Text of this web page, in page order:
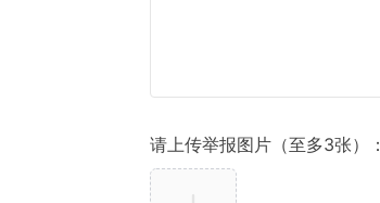
请上传举报图片（至多3张）：